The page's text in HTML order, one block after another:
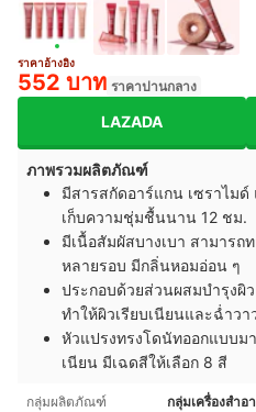
ราคาอ้างอิง
552 บาท ราคาปานกลาง
LAZADA
ภาพรวมผลิตภัณฑ์
มีสารสกัดอาร์แกน เซราไม
เก็บความชุ่มชื้นนาน 12 ชม.
มีเนื้อสัมผัสบางเบา สามารถ
หลายรอบ มีกลิ่นหอมอ่อน ๆ
ประกอบด้วยส่วนผสมบำรุงผิ
ทำให้ผิวเรียบเนียนและฉ่ำวา
หัวแปรงทรงโดนัทออกแบบม
เนียน มีเฉดสีให้เลือก 8 สี
กลุ่มผลิตภัณฑ์ กลุ่มเครื่องสำอ